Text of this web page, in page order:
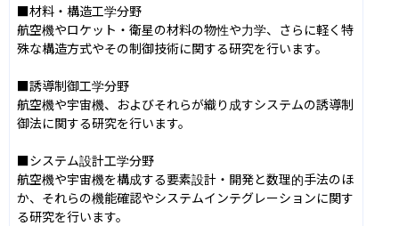
■材料・構造工学分野
航空機やロケット・衛星の材料の物性や力学、さらに軽く特
殊な構造方式やその制御技術に関する研究を行います。
■誘導制御工学分野
航空機や宇宙機、およびそれらが織り成すシステムの誘導制
御法に関する研究を行います。
■システム設計工学分野
航空機や宇宙機を構成する要素設計・開発と数理的手法のほ
か、それらの機能確認やシステムインテグレーションに関す
る研究を行います。